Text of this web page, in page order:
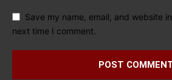
Save my name, email, and website
next time I comment.